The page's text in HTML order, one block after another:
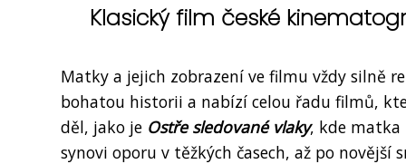
Klasický film české
Matky a jejich zobrazení ve filmu vždy silně
bohatou historii a nabízí celou řadu filmů,
děl, jako je Ostře sledované vlaky, kde matka
synovi oporu v těžkých časech, až po